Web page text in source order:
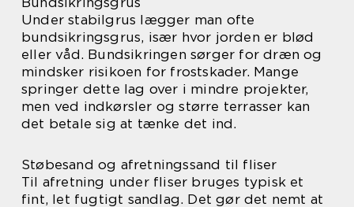
Under stabilgrus lægger man ofte
bundsikringsgrus, især hvor jorden er blød
eller våd. Bundsikringen sørger for dræn og
mindsker risikoen for frostskader. Mange
springer dette lag over i mindre projekter,
men ved indkørsler og større terrasser kan
det betale sig at tænke det ind.
Støbesand og afretningssand til fliser
Til afretning under fliser bruges typisk et
fint, let fugtigt sandlag. Det gør det nemt at